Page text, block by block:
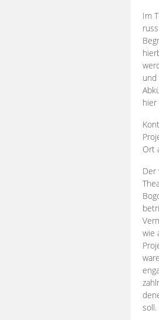
Im
und
Ort
Der
wie
zahlr
soll.